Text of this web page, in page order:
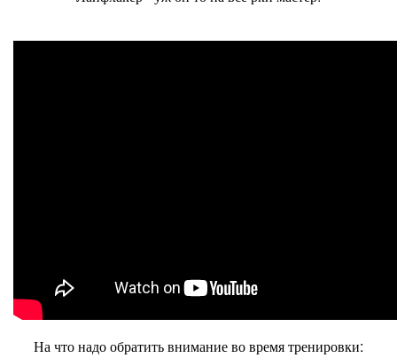
На что надо обратить внимание во время тренировки: